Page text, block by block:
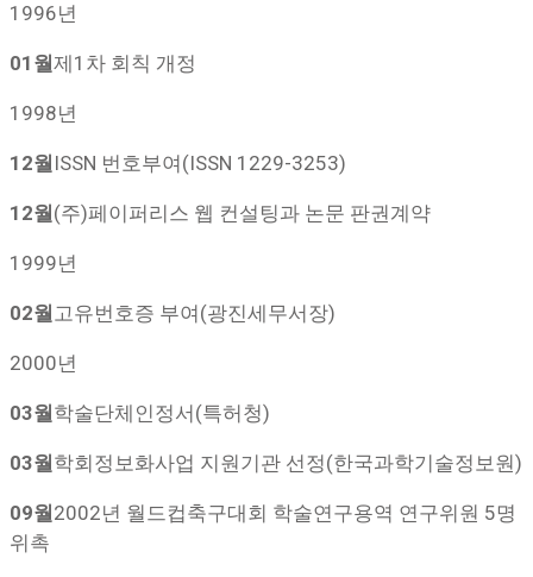
1996년
01월 제1차 회칙 개정
1998년
12월 ISSN 번호부여(ISSN 1229-3253)
12월 (주)페이퍼리스 웹 컨설팅과 논문 판권계약
1999년
02월 고유번호증 부여(광진세무서장)
2000년
03월 학술단체인정서(특허청)
03월 학회정보화사업 지원기관 선정(한국과학기술정보원)
09월 2002년 월드컵축구대회 학술연구용역 연구위원 5명
위촉